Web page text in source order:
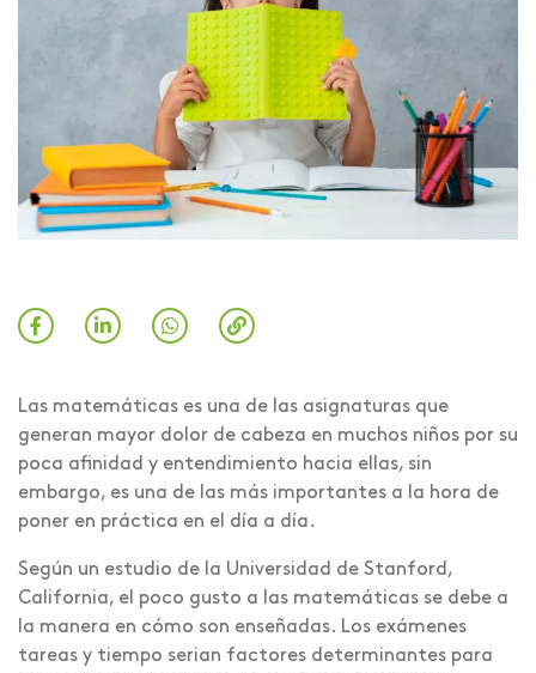
Las matemáticas es una de las asignaturas que
generan mayor dolor de cabeza en muchos niños por su
poca afinidad y entendimiento hacia ellas, sin
embargo, es una de las más importantes a la hora de
poner en práctica en el día a día.
Según un estudio de la Universidad de Stanford,
California, el poco gusto a las matemáticas se debe a
la manera en cómo son enseñadas. Los exámenes
tareas y tiempo serian factores determinantes para